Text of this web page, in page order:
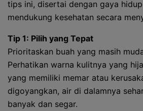
tips ini, disertai dengan gaya
mendukung kesehatan secara
Tip 1: Pilih yang Tepat
Prioritaskan buah yang masih
Perhatikan warna kulitnya yang
yang memiliki memar atau
digoyangkan, air di dalamnya
banyak dan segar.